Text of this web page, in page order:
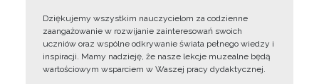
Dziękujemy wszystkim nauczycielom za codzienne
zaangażowanie w rozwijanie zainteresowań swoich
uczniów oraz wspólne odkrywanie świata pełnego wiedzy i
inspiracji. Mamy nadzieję, że nasze lekcje muzealne będą
wartościowym wsparciem w Waszej pracy dydaktycznej.